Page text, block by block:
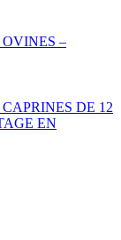
OVINES –
CAPRINES DE 12
EN